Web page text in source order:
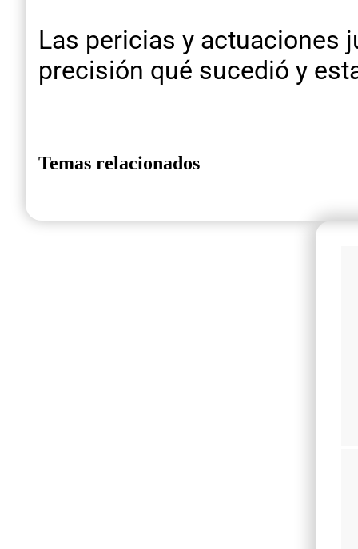
Las pericias y actuaciones
precisión qué sucedió y
Temas relacionados